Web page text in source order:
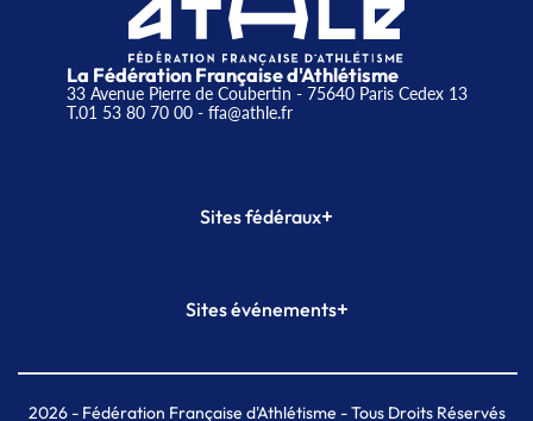
La Fédération Française d'Athlétisme
33 Avenue Pierre de Coubertin - 75640 Paris Cedex 13
T.01 53 80 70 00- ffa@athle.fr
Sites fédéraux+
Plateforme Formation
Sites événements+
Meeting de Paris indoor
MAIF Ekiden de Paris
2026- Fédération Française d'Athlétisme - Tous Droits Réservés